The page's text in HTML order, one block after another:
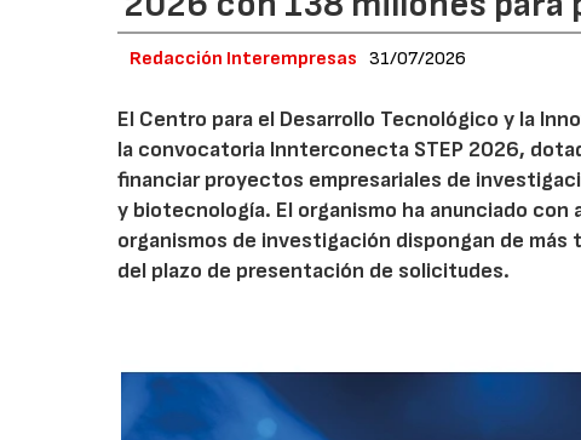
Redacción Interempresas 31/07/2026
El Centro para el Desarrollo Tecnológico y la
la convocatoria Innterconecta STEP 2026,
financiar proyectos empresariales de
y biotecnología. El organismo ha anunciado
organismos de investigación dispongan de
del plazo de presentación de solicitudes.